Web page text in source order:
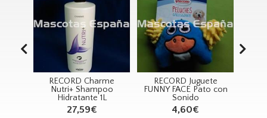
RECORD Charme
Nutri+ Shampoo
Hidratante 1L
27,59€
RECORD Juguete
FUNNY FACE Pato con
Sonido
4,60€